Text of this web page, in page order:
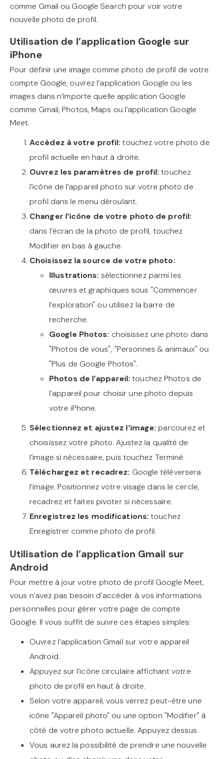
comme Gmail ou Google Search pour voir votre
nouvelle photo de profil.
Utilisation de l’application Google sur
iPhone
Pour définir une image comme photo de profil de votre
compte Google, ouvrez l’application Google ou les
images dans n’importe quelle application Google
comme Gmail, Photos, Maps ou l’application Google
Meet.
Accédez à votre profil:touchez votre photo de
profil actuelle en haut à droite.
Ouvrez les paramètres de profil:touchez
l’icône de l’appareil photo sur votre photo de
profil dans le menu déroulant.
Changer l’icône de votre photo de profil:
dans l’écran de la photo de profil, touchez
Modifier en bas à gauche.
Choisissez la source de votre photo:
Illustrations: sélectionnez parmi les
œuvres et graphiques sous "Commencer
l’exploration" ou utilisez la barre de
recherche.
Google Photos: choisissez une photo dans
"Photos de vous", "Personnes & animaux" ou
"Plus de Google Photos".
Photos de l’appareil:touchez Photos de
l’appareil pour choisir une photo depuis
votre iPhone.
Sélectionnez et ajustez l’image:parcourez et
choisissez votre photo. Ajustez la qualité de
l’image si nécessaire, puis touchez Terminé.
Téléchargez et recadrez: Google téléversera
l’image. Positionnez votre visage dans le cercle,
recadrez et faites pivoter si nécessaire.
Enregistrez les modifications:touchez
Enregistrer comme photo de profil.
Utilisation de l’application Gmail sur
Android
Pour mettre à jour votre photo de profil Google Meet,
vous n’avez pas besoin d’accéder à vos informations
personnelles pour gérer votre page de compte
Google. Il vous suffit de suivre ces étapes simples:
Ouvrez l’application Gmail sur votre appareil
Android.
Appuyez sur l’icône circulaire affichant votre
photo de profil en haut à droite.
Selon votre appareil, vous verrez peut-être une
icône "Appareil photo" ou une option "Modifier" à
côté de votre photo actuelle. Appuyez dessus.
Vous aurez la possibilité de prendre une nouvelle